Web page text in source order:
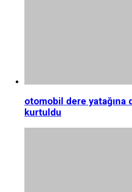
otomobil dere yatağına
kurtuldu